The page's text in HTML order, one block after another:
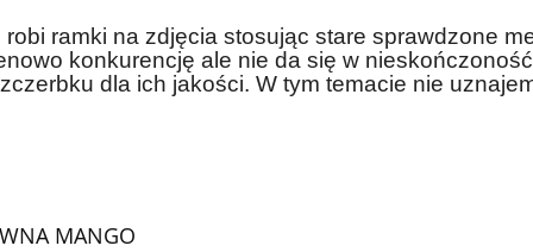
robi ramki na zdjęcia stosując stare sprawdzone
konkurencję ale nie da się w
dla ich jakości. W tym temacie nie
MANGO